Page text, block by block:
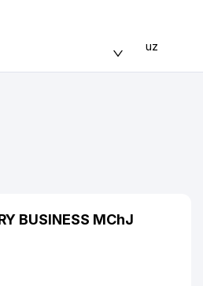
uz
BUSINESS MChJ